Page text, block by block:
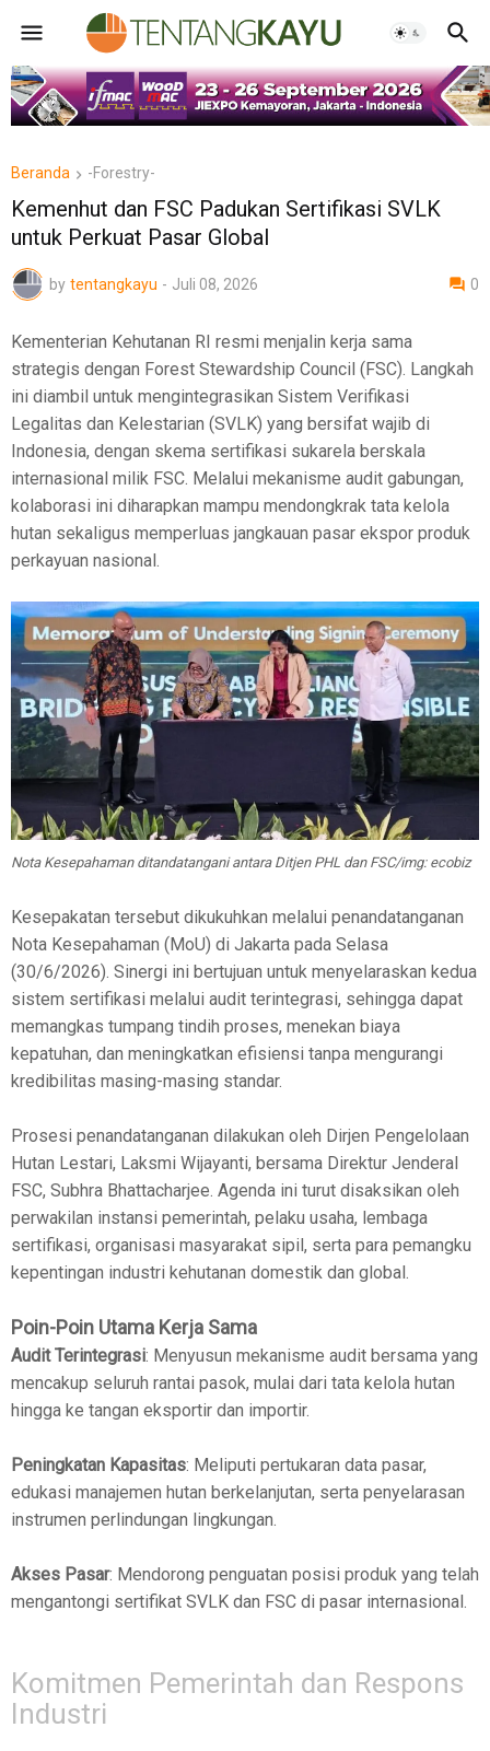
Beranda -Forestry-
Kemenhut dan FSC Padukan Sertifikasi SVLK
untuk Perkuat Pasar Global
by tentangkayu - Juli 08, 2026 0
Kementerian Kehutanan RI resmi menjalin kerja sama
strategis dengan Forest Stewardship Council (FSC). Langkah
ini diambil untuk mengintegrasikan Sistem Verifikasi
Legalitas dan Kelestarian (SVLK) yang bersifat wajib di
Indonesia, dengan skema sertifikasi sukarela berskala
internasional milik FSC. Melalui mekanisme audit gabungan,
kolaborasi ini diharapkan mampu mendongkrak tata kelola
hutan sekaligus memperluas jangkauan pasar ekspor produk
perkayuan nasional.
Nota Kesepahaman ditandatangani antara Ditjen PHL dan FSC/img: ecobiz
Kesepakatan tersebut dikukuhkan melalui penandatanganan
Nota Kesepahaman (MoU) di Jakarta pada Selasa
(30/6/2026). Sinergi ini bertujuan untuk menyelaraskan kedua
sistem sertifikasi melalui audit terintegrasi, sehingga dapat
memangkas tumpang tindih proses, menekan biaya
kepatuhan, dan meningkatkan efisiensi tanpa mengurangi
kredibilitas masing-masing standar.
Prosesi penandatanganan dilakukan oleh Dirjen Pengelolaan
Hutan Lestari, Laksmi Wijayanti, bersama Direktur Jenderal
FSC, Subhra Bhattacharjee. Agenda ini turut disaksikan oleh
perwakilan instansi pemerintah, pelaku usaha, lembaga
sertifikasi, organisasi masyarakat sipil, serta para pemangku
kepentingan industri kehutanan domestik dan global.
Poin-Poin Utama Kerja Sama
Audit Terintegrasi: Menyusun mekanisme audit bersama yang
mencakup seluruh rantai pasok, mulai dari tata kelola hutan
hingga ke tangan eksportir dan importir.
Peningkatan Kapasitas: Meliputi pertukaran data pasar,
edukasi manajemen hutan berkelanjutan, serta penyelarasan
instrumen perlindungan lingkungan.
Akses Pasar: Mendorong penguatan posisi produk yang telah
mengantongi sertifikat SVLK dan FSC di pasar internasional.
Komitmen Pemerintah dan Respons
Industri